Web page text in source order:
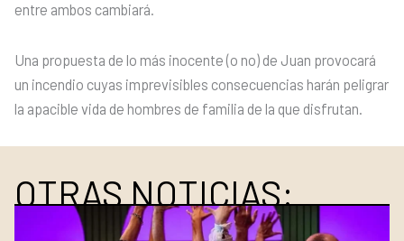
entre ambos cambiará.
Una propuesta de lo más inocente (o no) de Juan provocará
un incendio cuyas imprevisibles consecuencias harán peligrar
la apacible vida de hombres de familia de la que disfrutan.
OTRAS NOTICIAS: